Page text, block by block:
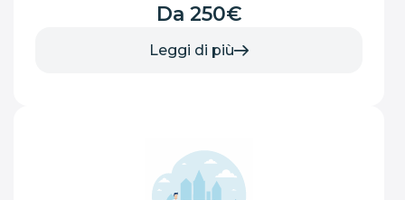
Da 250€
Leggi di più